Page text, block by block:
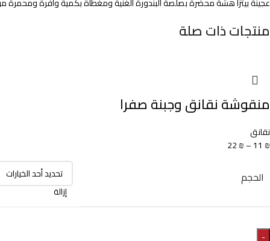
منتجات ذات صلة
منقوشة نقانق وجبنة صفرا
نقانق
11 ₪
–
22₪
الحجم
إزالة